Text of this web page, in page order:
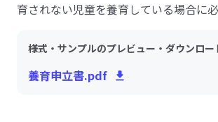
育されない児童を養育している場合に
様式・サンプルのプレビュー・ダウンロー
養育申立書.pdf